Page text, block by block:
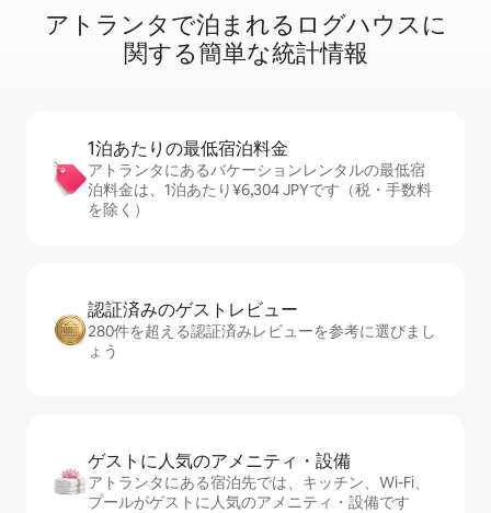
アトランタで泊⁠ま⁠れ⁠るロ⁠グ⁠ハ⁠ウ⁠ス⁠に
関⁠す⁠る簡⁠単⁠な統⁠計⁠情⁠報
1泊あたりの最⁠低⁠宿⁠泊⁠料⁠金
アトランタにあるバケーションレンタルの最低宿
泊料金は、1泊あたり¥6,304 JPYです（税・手数料
を除く）
認証済みのゲ⁠ス⁠ト⁠レ⁠ビ⁠ュ⁠ー
280件を超える認証済みレビューを参考に選びまし
ょう
ゲストに人⁠気⁠のア⁠メ⁠ニ⁠テ⁠ィ・設⁠備
アトランタにある宿泊先では、キッチン、Wi-Fi、
プールがゲストに人気のアメニティ・設備です